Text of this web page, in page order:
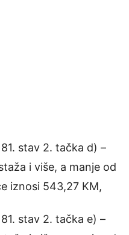
stav 2. tačka d) –
i više, a manje od
iznosi 543,27 KM,
stav 2. tačka e) –